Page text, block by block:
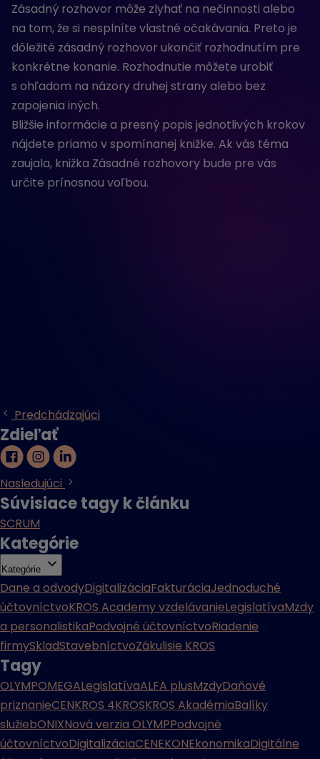
Zásadný rozhovor môže zlyhať na nečinnosti alebo
na tom, že si nesplníte vlastné očakávania. Preto je
dôležité zásadný rozhovor ukončiť rozhodnutím pre
konkrétne konanie. Rozhodnutie môžete urobiť
s ohľadom na názory druhej strany alebo bez
zapojenia iných.
Bližšie informácie a presný popis jednotlivých krokov
nájdete priamo v spomínanej knižke. Ak vás téma
zaujala, knižka Zásadné rozhovory bude pre vás
určite prínosnou voľbou.
Predchádzajúci
Zdieľať
Nasledujúci
Súvisiace tagy k článku
SCRUM
Kategórie
Kategórie
Dane a odvodyDigitalizáciaFakturáciaJednoduché
účtovníctvoKROS Academy vzdelávanieLegislatívaMzdy
a personalistikaPodvojné účtovníctvoRiadenie
firmySkladStavebníctvoZákulisie KROS
Tagy
OLYMPOMEGALegislatívaALFA plusMzdyDaňové
priznanieCENKROS 4KROSKROS AkadémiaBalíky
služiebONIXNová verzia OLYMPPodvojné
účtovníctvoDigitalizáciaCENEKONEkonomikaDigitálne